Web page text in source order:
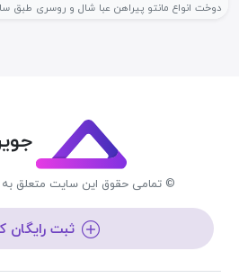
دوخت انواع مانتو پیراهن عبا شال و روسری طبق
© تمامی حقوق این سایت متعلق
ثبت رایگان